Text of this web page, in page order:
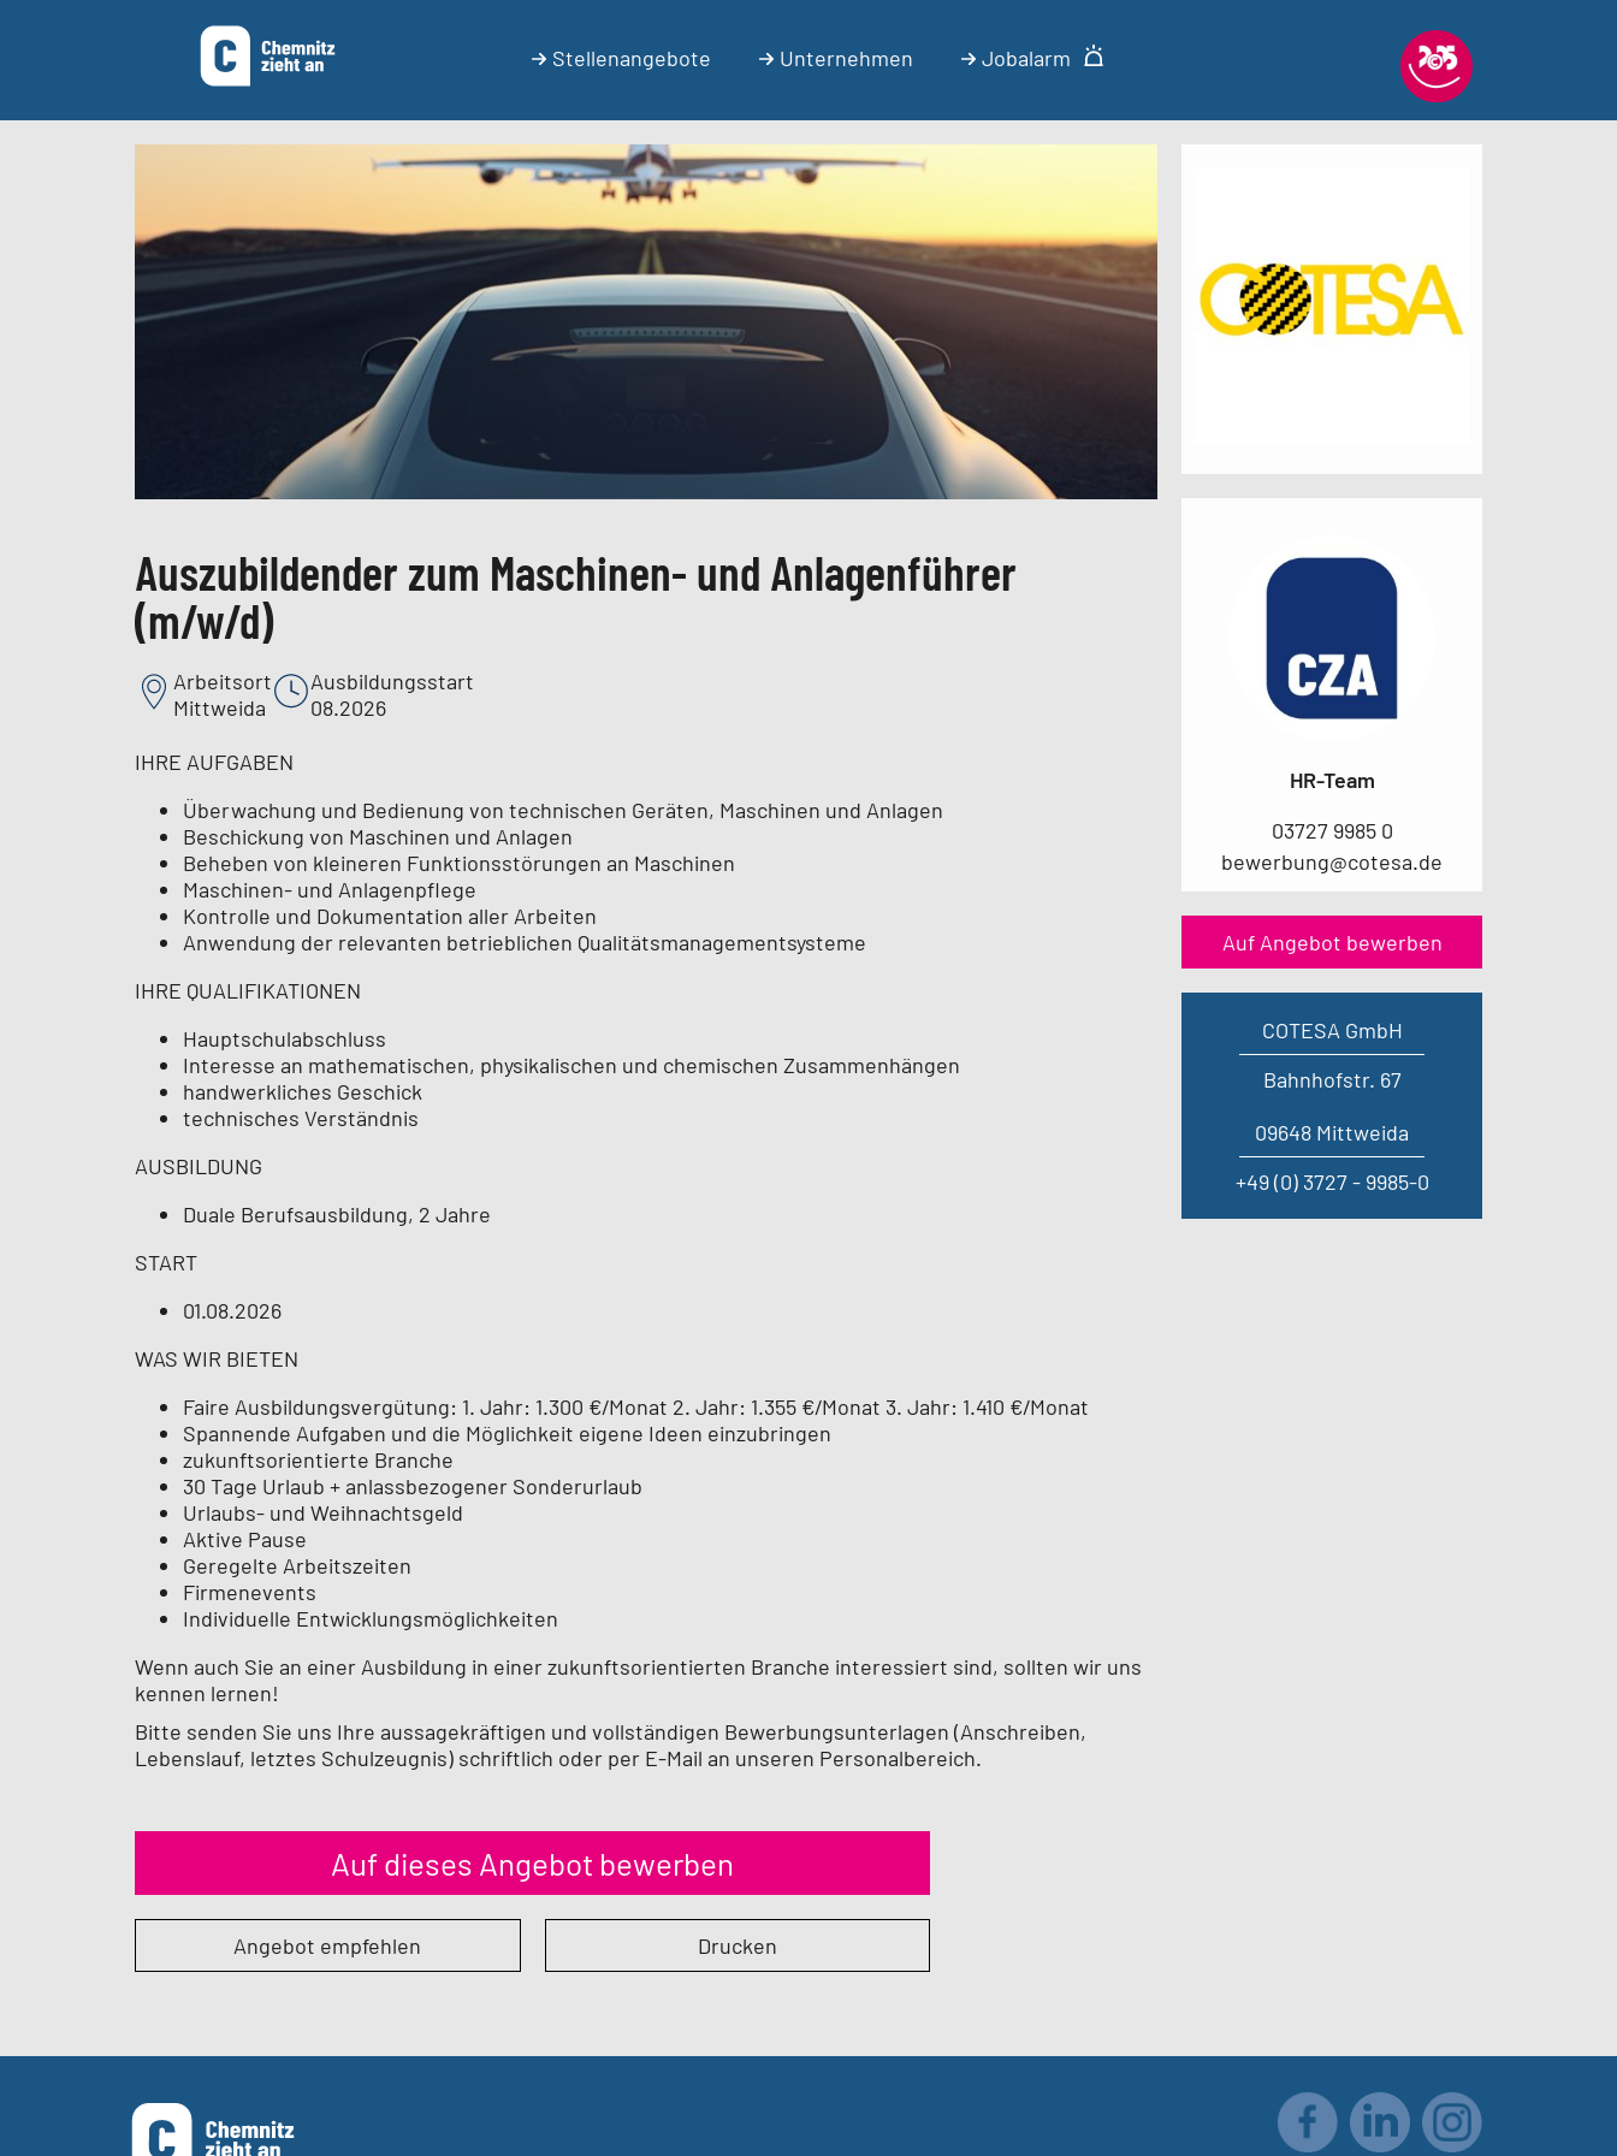
Stellenangebote Unternehmen Jobalarm
Auszubildender zum Maschinen- und Anlagenführer
(m/w/d)
Arbeitsort
Mittweida
Ausbildungsstart
08.2026
IHRE AUFGABEN
Überwachung und Bedienung von technischen Geräten, Maschinen und Anlagen
Beschickung von Maschinen und Anlagen
Beheben von kleineren Funktionsstörungen an Maschinen
Maschinen- und Anlagenpflege
Kontrolle und Dokumentation aller Arbeiten
Anwendung der relevanten betrieblichen Qualitätsmanagementsysteme
IHRE QUALIFIKATIONEN
Hauptschulabschluss
Interesse an mathematischen, physikalischen und chemischen Zusammenhängen
handwerkliches Geschick
technisches Verständnis
AUSBILDUNG
Duale Berufsausbildung, 2 Jahre
START
01.08.2026
WAS WIR BIETEN
Faire Ausbildungsvergütung: 1. Jahr: 1.300 €/Monat 2. Jahr: 1.355 €/Monat 3. Jahr: 1.410 €/Monat
Spannende Aufgaben und die Möglichkeit eigene Ideen einzubringen
zukunftsorientierte Branche
30 Tage Urlaub + anlassbezogener Sonderurlaub
Urlaubs- und Weihnachtsgeld
Aktive Pause
Geregelte Arbeitszeiten
Firmenevents
Individuelle Entwicklungsmöglichkeiten
Wenn auch Sie an einer Ausbildung in einer zukunftsorientierten Branche interessiert sind, sollten wir uns
kennen lernen!
Bitte senden Sie uns Ihre aussagekräftigen und vollständigen Bewerbungsunterlagen (Anschreiben,
Lebenslauf, letztes Schulzeugnis) schriftlich oder per E-Mail an unseren Personalbereich.
Auf dieses Angebot bewerben
Angebot empfehlen Drucken
HR-Team
03727 9985 0
bewerbung@cotesa.de
Auf Angebot bewerben
COTESA GmbH
Bahnhofstr. 67
09648 Mittweida
+49 (0) 3727 - 9985-0